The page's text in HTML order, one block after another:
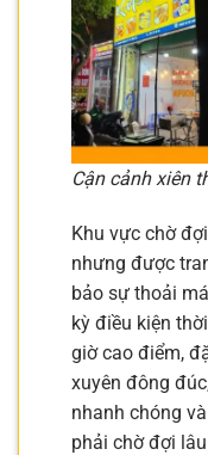
Cận cảnh xiên
Khu vực chờ
nhưng được
bảo sự thoải
kỳ điều kiện
giờ cao điểm,
xuyên đông
nhanh chóng
phải chờ đợi